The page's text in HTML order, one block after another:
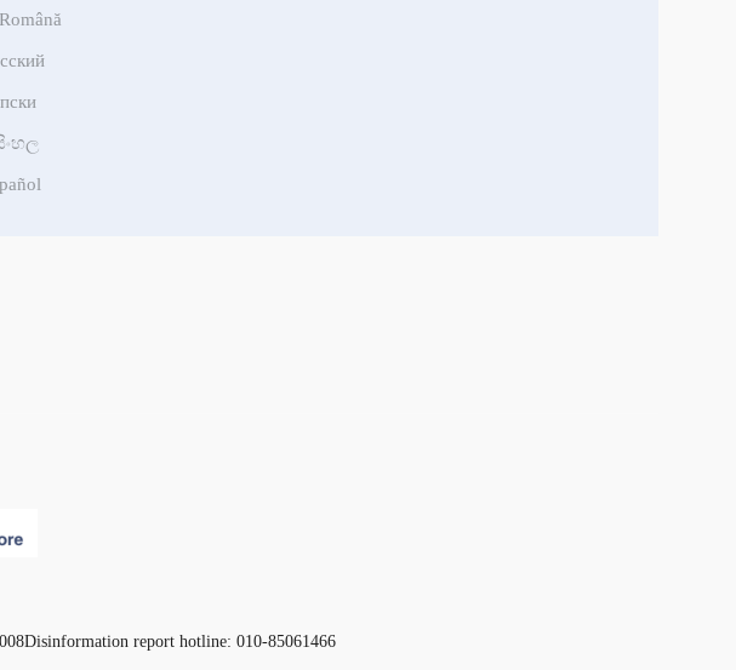
Română
Disinformation report hotline: 010-85061466